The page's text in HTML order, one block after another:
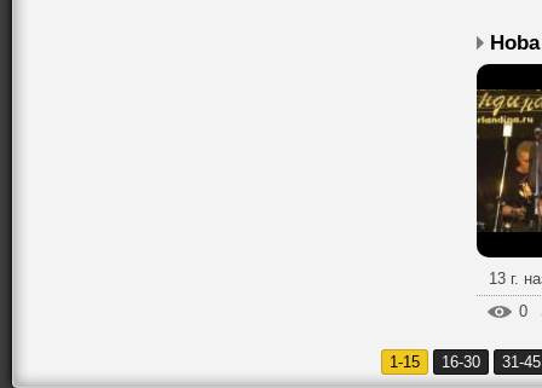
13 г.
0
1-15 16-30 31-45